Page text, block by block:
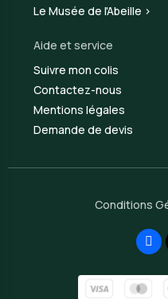
Le Musée de l'Abeille >
Aide et service
Suivre mon colis
Contactez-nous
Mentions légales
Demande de devis
Conditions